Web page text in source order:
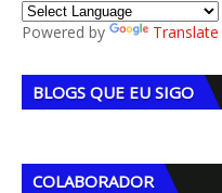
Powered by Translate
BLOGS QUE EU SIGO
COLABORADOR